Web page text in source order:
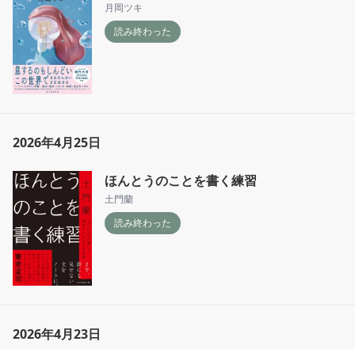
月岡ツキ
読み終わった
2026年4月25日
ほんとうのことを書く練習
土門蘭
読み終わった
2026年4月23日